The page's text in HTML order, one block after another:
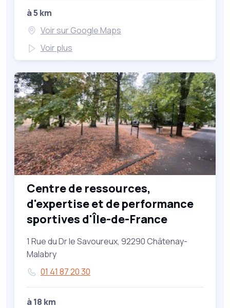
à 5 km
Voir sur Google Maps
Voir plus
Centre de ressources,
d'expertise et de performance
sportives d'Île-de-France
1 Rue du Dr le Savoureux, 92290 Châtenay-
Malabry
01 41 87 20 30
à 18 km